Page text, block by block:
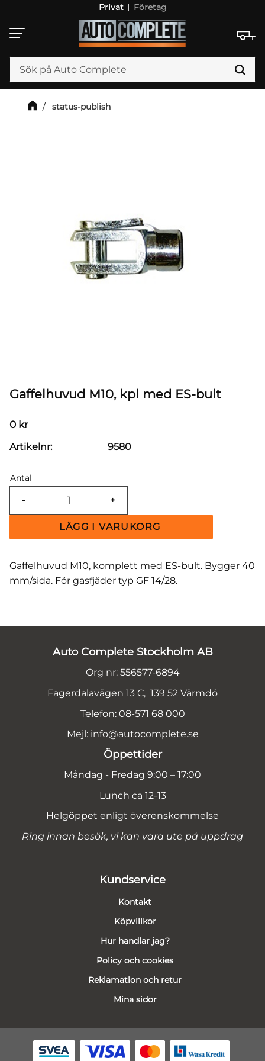
Meny
Privat Företag
status-publish
Gaffelhuvud M10, kpl med ES-bult
0 kr
Antal
+
-
Artikelnr 9580
Gaffelhuvud M10, komplett med ES-bult. Bygger 40
mm/sida. För gasfjäder typ GF 14/28.
Auto Complete Stockholm AB
Org nr: 556577-6894
Fagerdalavägen 13 C, 139 52 Värmdö
Telefon: 08-571 68 000
Mejl: info@autocomplete.se
Öppettider
Måndag - Fredag 9:00 – 17:00
Lunch ca 12-13
Helgöppet enligt överenskommelse
Ring innan besök, vi kan vara ute på uppdrag
Kundservice
Kontakt
Köpvillkor
Hur handlar jag?
Policy och cookies
Reklamation och retur
Mina sidor